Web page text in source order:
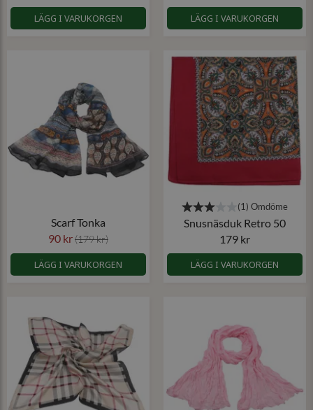
LÄGG I VARUKORGEN LÄGG I VARUKORGEN
Scarf Tonka
90 kr(179 kr)
LÄGG I VARUKORGEN
Snusnäsduk Retro 50
179 kr
LÄGG I VARUKORGEN